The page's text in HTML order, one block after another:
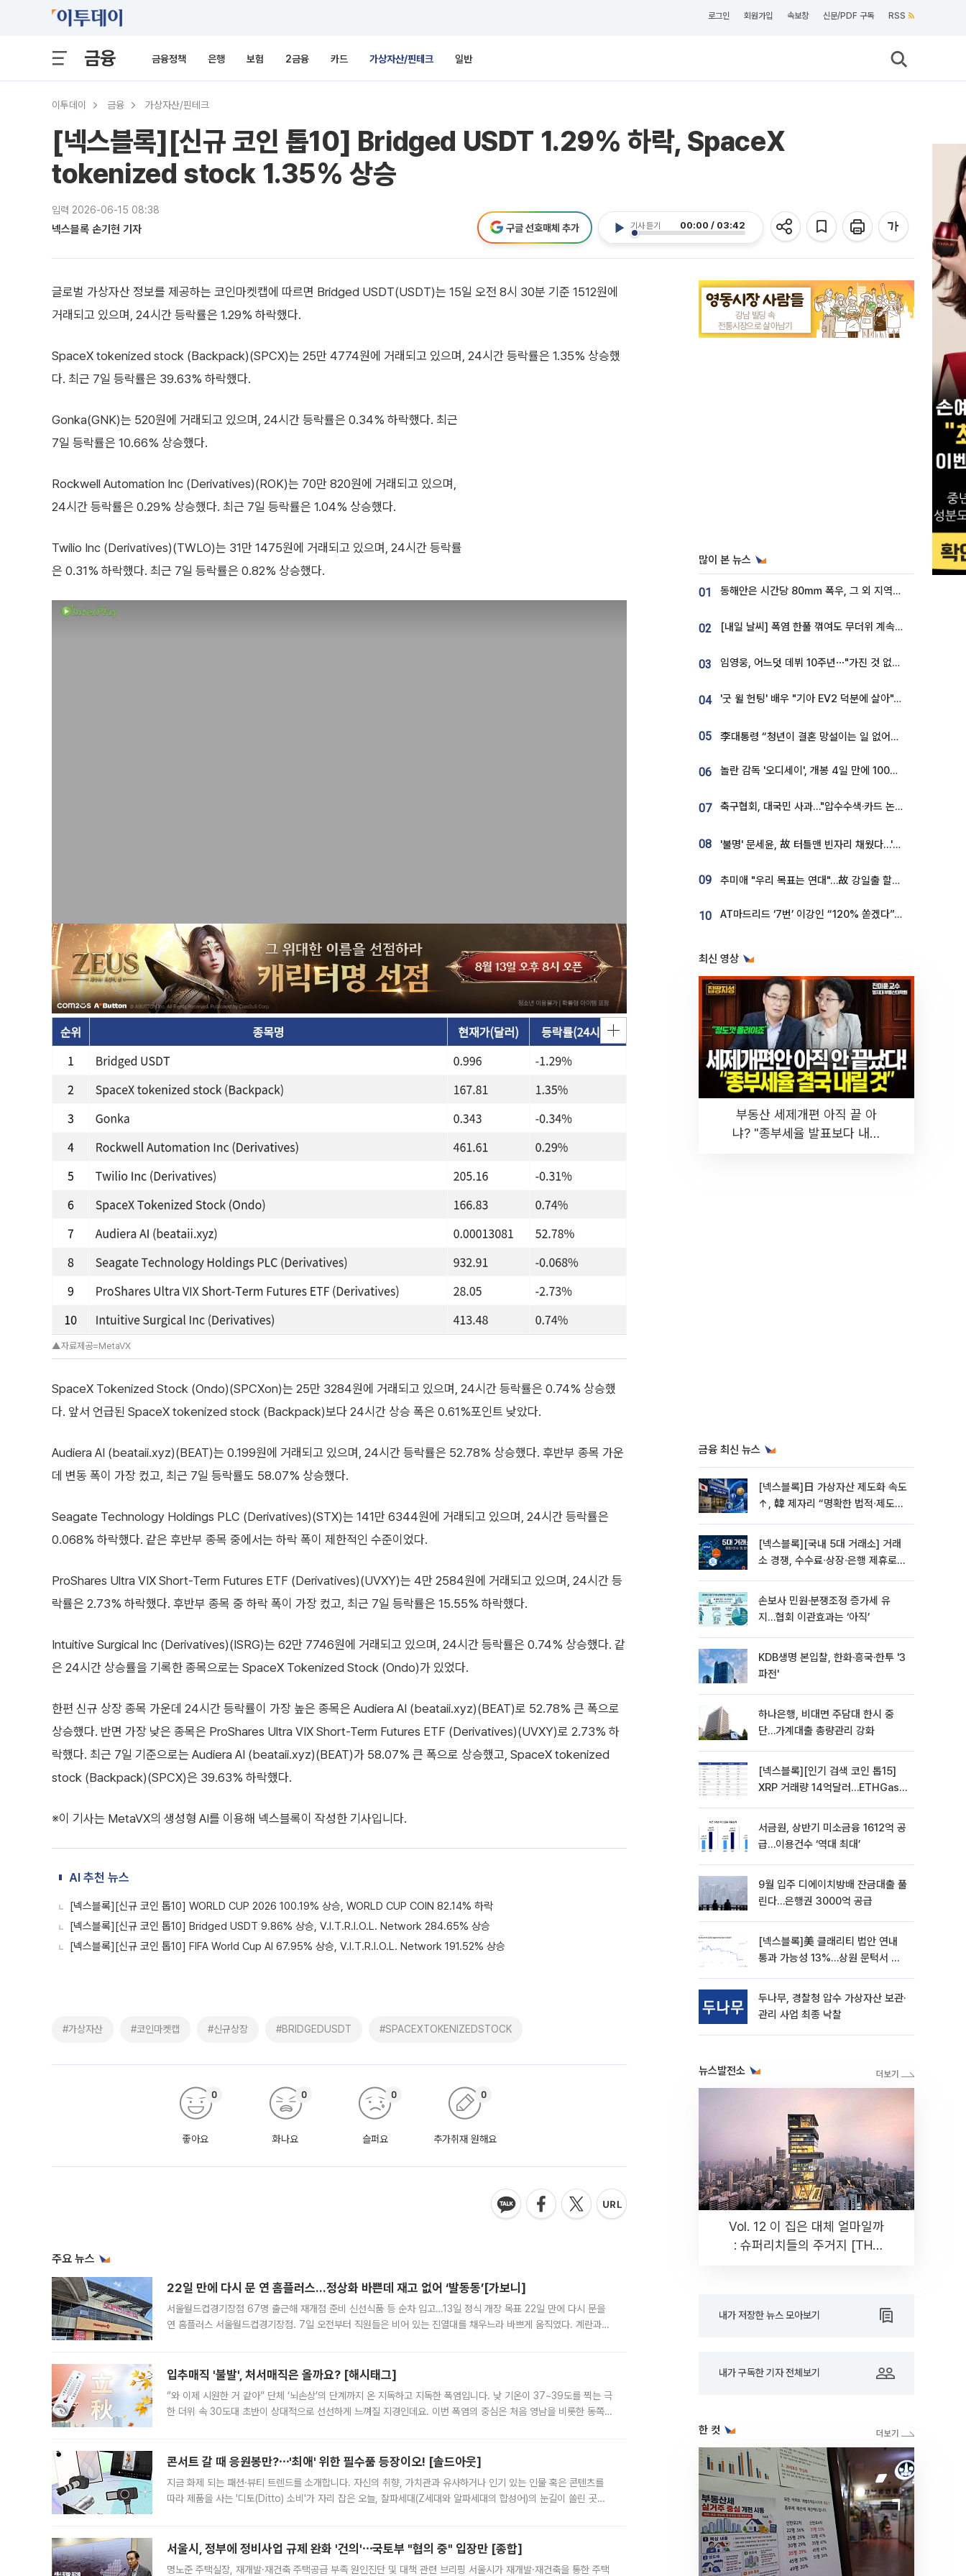
로그인 회원가입 속보창 신문/PDF 구독 RSS
금융 금융정책 은행 보험 2금융 카드 가상자산/핀테크 일반
이투데이 금융 가상자산/핀테크
[넥스블록][신규 코인 톱10] Bridged USDT 1.29% 하락, SpaceX
tokenized stock 1.35% 상승
입력 2026-06-15 08:38
넥스블록 손기현 기자 기사 듣기 00:00 / 03:42
구글 선호매체 추가
글로벌 가상자산 정보를 제공하는 코인마켓캡에 따르면 Bridged USDT(USDT)는 15일 오전 8시 30분 기준 1512원에
거래되고 있으며, 24시간 등락률은 1.29% 하락했다.
SpaceX tokenized stock (Backpack)(SPCX)는 25만 4774원에 거래되고 있으며, 24시간 등락률은 1.35% 상승했
다. 최근 7일 등락률은 39.63% 하락했다.
Gonka(GNK)는 520원에 거래되고 있으며, 24시간 등락률은 0.34% 하락했다. 최근
7일 등락률은 10.66% 상승했다.
Rockwell Automation Inc (Derivatives)(ROK)는 70만 820원에 거래되고 있으며,
24시간 등락률은 0.29% 상승했다. 최근 7일 등락률은 1.04% 상승했다.
Twilio Inc (Derivatives)(TWLO)는 31만 1475원에 거래되고 있으며, 24시간 등락률
은 0.31% 하락했다. 최근 7일 등락률은 0.82% 상승했다.
▲자료제공=MetaVX
SpaceX Tokenized Stock (Ondo)(SPCXon)는 25만 3284원에 거래되고 있으며, 24시간 등락률은 0.74% 상승했
다. 앞서 언급된 SpaceX tokenized stock (Backpack)보다 24시간 상승 폭은 0.61%포인트 낮았다.
Audiera AI (beataii.xyz)(BEAT)는 0.199원에 거래되고 있으며, 24시간 등락률은 52.78% 상승했다. 후반부 종목 가운
데 변동 폭이 가장 컸고, 최근 7일 등락률도 58.07% 상승했다.
Seagate Technology Holdings PLC (Derivatives)(STX)는 141만 6344원에 거래되고 있으며, 24시간 등락률은
0.068% 하락했다. 같은 후반부 종목 중에서는 하락 폭이 제한적인 수준이었다.
ProShares Ultra VIX Short-Term Futures ETF (Derivatives)(UVXY)는 4만 2584원에 거래되고 있으며, 24시간 등
락률은 2.73% 하락했다. 후반부 종목 중 하락 폭이 가장 컸고, 최근 7일 등락률은 15.55% 하락했다.
Intuitive Surgical Inc (Derivatives)(ISRG)는 62만 7746원에 거래되고 있으며, 24시간 등락률은 0.74% 상승했다. 같
은 24시간 상승률을 기록한 종목으로는 SpaceX Tokenized Stock (Ondo)가 있었다.
한편 신규 상장 종목 가운데 24시간 등락률이 가장 높은 종목은 Audiera AI (beataii.xyz)(BEAT)로 52.78% 큰 폭으로
상승했다. 반면 가장 낮은 종목은 ProShares Ultra VIX Short-Term Futures ETF (Derivatives)(UVXY)로 2.73% 하
락했다. 최근 7일 기준으로는 Audiera AI (beataii.xyz)(BEAT)가 58.07% 큰 폭으로 상승했고, SpaceX tokenized
stock (Backpack)(SPCX)은 39.63% 하락했다.
※이 기사는 MetaVX의 생성형 AI를 이용해 넥스블록이 작성한 기사입니다.
AI 추천 뉴스
[넥스블록][신규 코인 톱10] WORLD CUP 2026 100.19% 상승, WORLD CUP COIN 82.14% 하락
[넥스블록][신규 코인 톱10] Bridged USDT 9.86% 상승, V.I.T.R.I.O.L. Network 284.65% 상승
[넥스블록][신규 코인 톱10] FIFA World Cup AI 67.95% 상승, V.I.T.R.I.O.L. Network 191.52% 상승
#가상자산 #코인마켓캡 #신규상장 #BRIDGEDUSDT #SPACEXTOKENIZEDSTOCK
좋아요
0
화나요
0
슬퍼요
0
추가취재 원해요
0
주요 뉴스
22일 만에 다시 문 연 홈플러스…정상화 바쁜데 재고 없어 ‘발동동’[가보니]
서울월드컵경기장점 67명 출근해 재개점 준비 신선식품 등 순차 입고…13일 정식 개장 목표 22일 만에 다시 문을
연 홈플러스 서울월드컵경기장점. 7일 오전부터 직원들은 비어 있는 진열대를 채우느라 바쁘게 움직였다. 계란과
입추매직 '불발', 처서매직은 올까요? [해시태그]
“와 이제 시원한 거 같아” 단체 ‘뇌손상’의 단계까지 온 지독하고 지독한 폭염입니다. 낮 기온이 37~39도를 찍는 극
한 더위 속 30도대 초반이 상대적으로 선선하게 느껴질 지경인데요. 이번 폭염의 중심은 처음 영남을 비롯한 동쪽
콘서트 갈 때 응원봉만?⋯'최애' 위한 필수품 등장이오! [솔드아웃]
지금 화제 되는 패션·뷰티 트렌드를 소개합니다. 자신의 취향, 가치관과 유사하거나 인기 있는 인물 혹은 콘텐츠를
따라 제품을 사는 '디토(Ditto) 소비'가 자리 잡은 오늘, 잘파세대(Z세대와 알파세대의 합성어)의 눈길이 쏠린 곳은
서울시, 정부에 정비사업 규제 완화 '건의'⋯국토부 "협의 중" 입장만 [종합]
명노준 주택실장, 재개발·재건축 주택공급 부족 원인진단 및 대책 관련 브리핑 서울시가 재개발·재건축을 통한 주택
많이 본 뉴스
01 동해안은 시간당 80㎜ 폭우, 그 외 지역은 폭염…‘극과 극 날씨’
02 [내일 날씨] 폭염 한풀 꺾여도 무더위 계속⋯동해안 이틀 연속 비
03 임영웅, 어느덧 데뷔 10주년⋯"가진 것 없던 시절, 내 앞엔 20명의 팬뿐"
04 '굿 윌 헌팅' 배우 "기아 EV2 덕분에 살아"…교통사고 후 안전성 극찬
05 李대통령 “청년이 결혼 망설이는 일 없어야...제도상 불이익 조사”
06 놀란 감독 '오디세이', 개봉 4일 만에 100만 돌파⋯'왕사남' 보다 빠르다
07 축구협회, 대국민 사과…"압수수색·카드 논란 사죄, 강도 높은 쇄신"
08 '불명' 문세윤, 故 터틀맨 빈자리 채웠다…'거북이' 눈물의 최종 우승
09 추미애 "우리 목표는 연대"…故 강일출 할머니 흉상 제막
10 AT마드리드 ‘7번’ 이강인 “120% 쏟겠다”⋯시메오네 감독 “필요한 선수”
최신 영상
부동산 세제개편 아직 끝 아
냐? "종부세율 발표보다 내릴
금융 최신 뉴스
[넥스블록]日 가상자산 제도화 속도
↑, 韓 제자리 “명확한 법적∙제도적
[넥스블록][국내 5대 거래소] 거래
소 경쟁, 수수료∙상장∙은행 제휴로
손보사 민원·분쟁조정 증가세 유
지…협회 이관효과는 ‘아직’
KDB생명 본입찰, 한화·흥국·한투 '3
파전'
하나은행, 비대면 주담대 한시 중
단…가계대출 총량관리 강화
[넥스블록][인기 검색 코인 톱15]
XRP 거래량 14억달러…ETHGas
서금원, 상반기 미소금융 1612억 공
급…이용건수 ‘역대 최대’
9월 입주 디에이치방배 잔금대출 풀
린다…은행권 3000억 공급
[넥스블록]美 클래리티 법안 연내
통과 가능성 13%…상원 문턱서 제
두나무, 경찰청 압수 가상자산 보관·
관리 사업 최종 낙찰
뉴스발전소
Vol. 12 이 집은 대체 얼마일까
: 슈퍼리치들의 주거지 [THE
내가 저장한 뉴스 모아보기
내가 구독한 기자 전체보기
한 컷